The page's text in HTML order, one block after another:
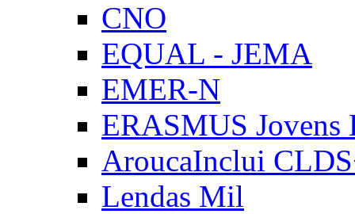
CNO
EQUAL - JEMA
EMER-N
ERASMUS Jovens
AroucaInclui
Lendas Mil